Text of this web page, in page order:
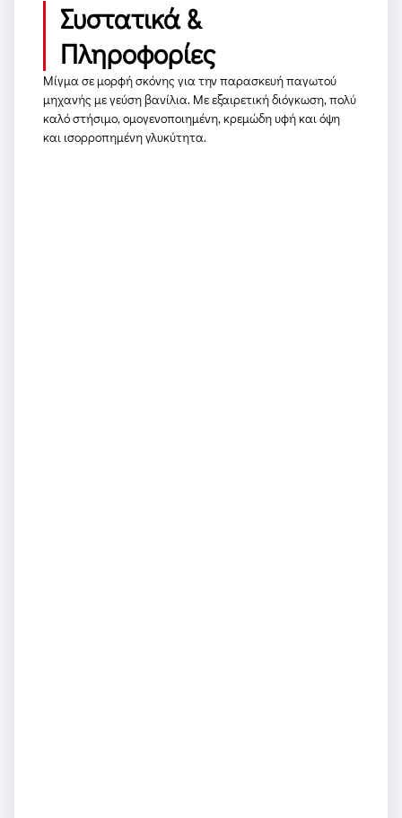
Συστατικά &
Πληροφορίες
Μίγμα σε μορφή σκόνης για την παρασκευή παγωτού
μηχανής με γεύση βανίλια. Με εξαιρετική διόγκωση, πολύ
καλό στήσιμο, ομογενοποιημένη, κρεμώδη υφή και όψη
και ισορροπημένη γλυκύτητα.